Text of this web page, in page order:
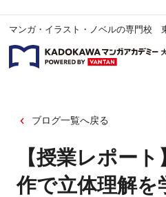
マンガ・イラスト・ノベルの専門校
ブログ一覧へ戻る
【授業レポー
作で立体理解を